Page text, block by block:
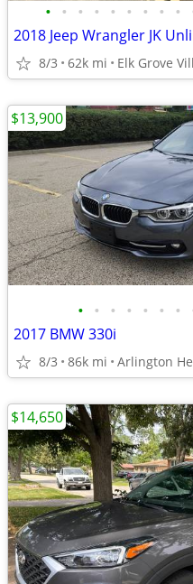
• • • • • • • • •
2018 Jeep Wrangler JK
8/3 62k mi Elk Grove
• • • • • • •
2017 BMW 330i
8/3 86k mi Arlington
$13,900
$14,650